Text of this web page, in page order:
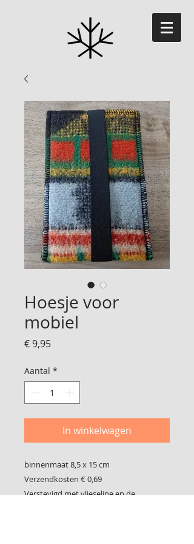
Hoesje voor
mobiel
€ 9,95Prijs
Aantal *
In winkelwagen
binnenmaat 8,5 x 15 cm
Verzendkosten € 0,69
Verstevigd met vlieseline en de